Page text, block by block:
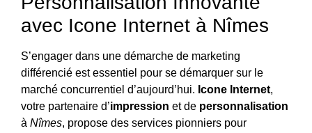
avec Icone Internet à Nîmes
S’engager dans une démarche de marketing
différencié est essentiel pour se démarquer sur le
marché concurrentiel d’aujourd’hui. Icone Internet,
votre partenaire d’impression et de personnalisation
à Nîmes, propose des services pionniers pour